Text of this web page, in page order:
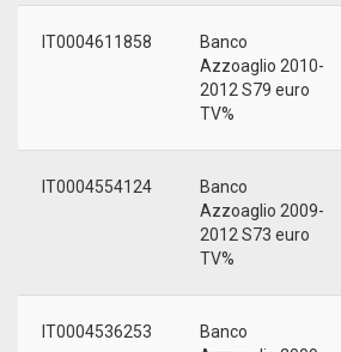
IT0004611858
Banco
Azzoaglio 2010-
2012 S79 euro
TV%
IT0004554124
Banco
Azzoaglio 2009-
2012 S73 euro
TV%
IT0004536253
Banco